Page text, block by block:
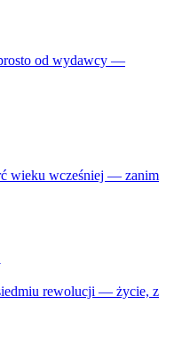
od wydawcy —
wieku wcześniej — zanim
rewolucji — życie, z